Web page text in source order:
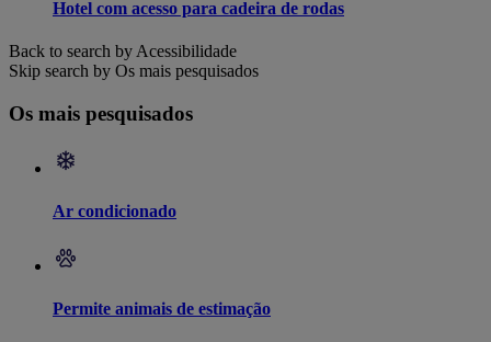
Hotel com acesso para cadeira de rodas
Back to search by Acessibilidade
Skip search by Os mais pesquisados
Os mais pesquisados
Ar condicionado
Permite animais de estimação